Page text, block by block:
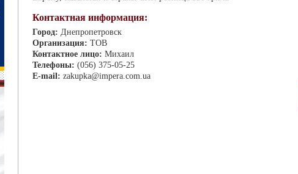
Контактная информация:
Город: Днепропетровск
Организация: ТОВ
Контактное лицо: Михаил
Телефоны: (056) 375-05-25
E-mail: zakupka@impera.com.ua